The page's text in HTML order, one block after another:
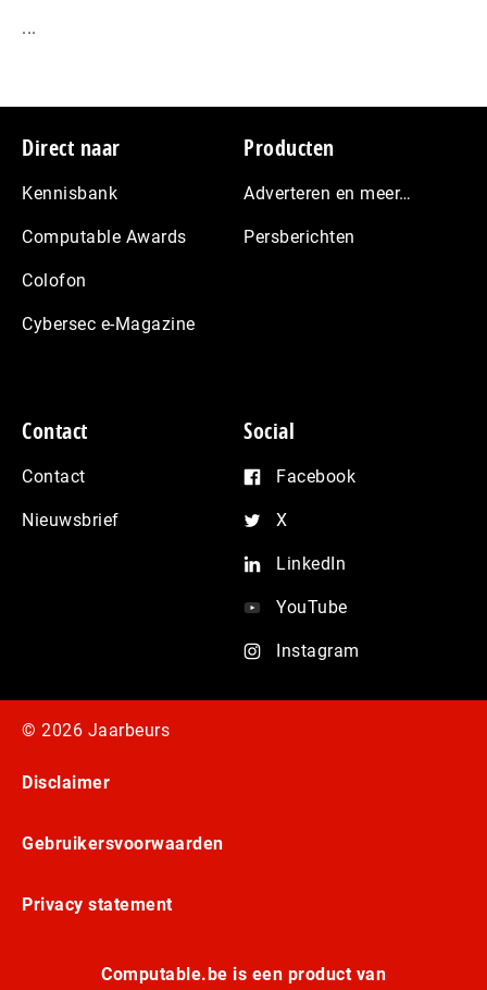
...
Footer
Direct naar
Kennisbank
Computable Awards
Colofon
Cybersec e-Magazine
Producten
Adverteren en meer…
Persberichten
Contact
Contact
Nieuwsbrief
Social
Facebook
X
LinkedIn
YouTube
Instagram
© 2026 Jaarbeurs
Disclaimer
Gebruikersvoorwaarden
Privacy statement
Computable.be is een product van